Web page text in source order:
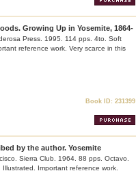
Growing Up in Yosemite, 1864-
Press. 1995. 114 pps. 4to. Soft
reference work. Very scarce in this
Book ID: 231399
by the author. Yosemite
Sierra Club. 1964. 88 pps. Octavo.
Important reference work.